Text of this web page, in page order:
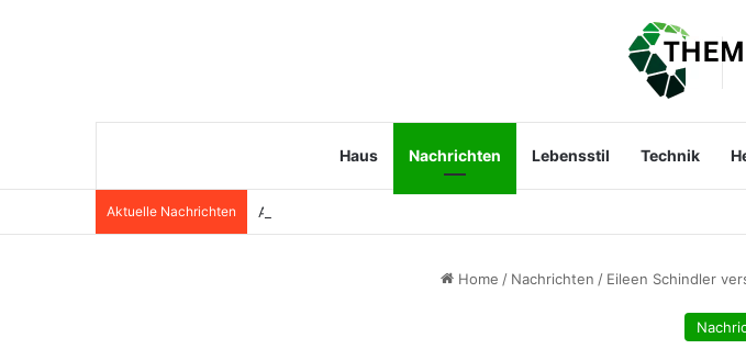
Haus Nachrichten Lebensstil Technik
Aktuelle Nachrichten Angela van Brakel Ehemann: Wer ist der Mann an ihrer Seite?
Home / Nachrichten / Eileen Schindler